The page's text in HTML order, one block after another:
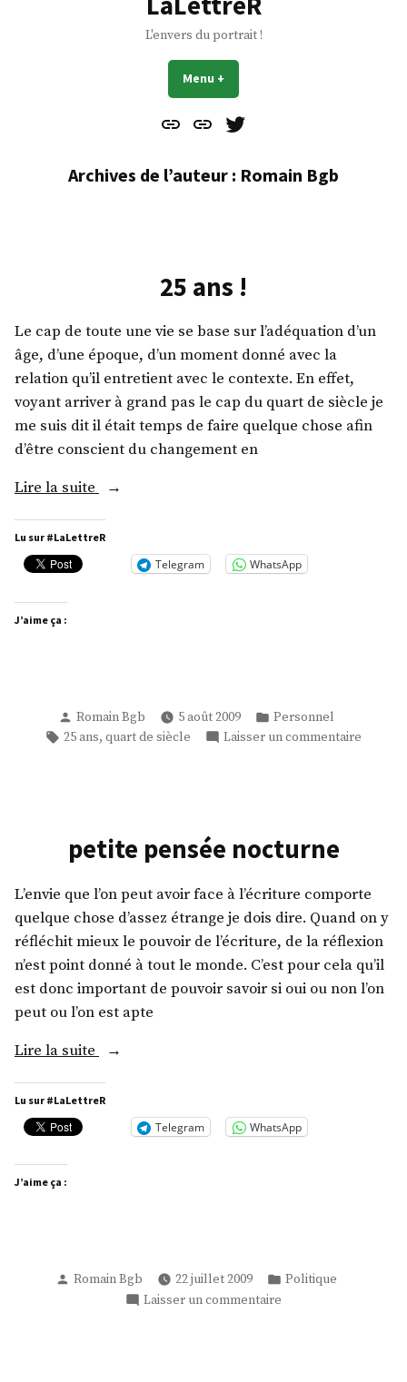
L'envers du portrait !
Menu +
Contact
À
Mes
Archives de l’auteur : Romain Bgb
25 ans !
Le cap de toute une vie se base sur l’adéquation d’un
âge, d’une époque, d’un moment donné avec la
relation qu’il entretient avec le contexte. En effet,
voyant arriver à grand pas le cap du quart de siècle je
me suis dit il était temps de faire quelque chose afin
d’être conscient du changement en
Lire la suite
« 25
! »
Lu sur #LaLettreR
Telegram WhatsApp
J’aime ça :
Publié
par
Romain Bgb 5 août 2009
Publié
dans
Personnel
Étiquettes :
25 ans, quart de siècle Laisser un commentaire
petite pensée nocturne
L’envie que l’on peut avoir face à l’écriture comporte
quelque chose d’assez étrange je dois dire. Quand on y
réfléchit mieux le pouvoir de l’écriture, de la réflexion
n’est point donné à tout le monde. C’est pour cela qu’il
est donc important de pouvoir savoir si oui ou non l’on
peut ou l’on est apte
Lire la suite
« petite
nocturne »
Lu sur #LaLettreR
Telegram WhatsApp
J’aime ça :
Publié
Romain Bgb 22 juillet 2009
Publié
Politique
Laisser un commentaire